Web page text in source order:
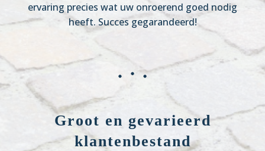
ervaring precies wat uw onroerend goed nodig
heeft. Succes gegarandeerd!
Groot en gevarieerd
klantenbestand